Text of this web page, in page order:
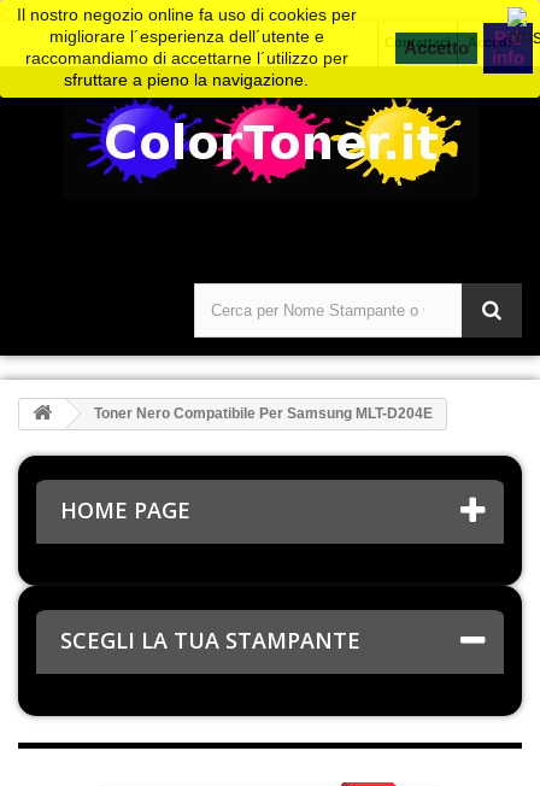
Accedi
Contattaci
Il nostro negozio online fa uso di cookies per
migliorare l´esperienza dell´utente e
raccomandiamo di accettarne l´utilizzo per
sfruttare a pieno la navigazione.
Piú
info
Toner Nero Compatibile Per Samsung MLT-D204E
HOME PAGE
SCEGLI LA TUA STAMPANTE